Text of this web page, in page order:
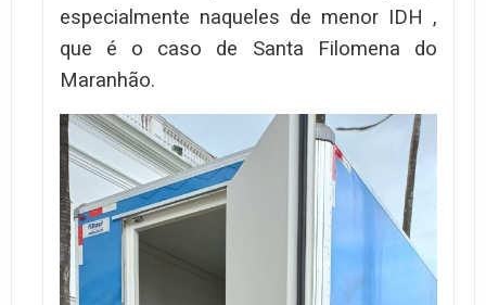
especialmente naqueles de menor IDH ,
que é o caso de Santa Filomena do
Maranhão.